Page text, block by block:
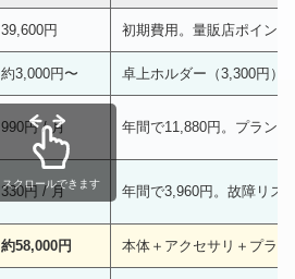
39,600円 初期費用。量販店ポイン
約3,000円〜 卓上ホルダー（3,300円）
990円 / 月 年間で11,880円。プラン
330円 / 月 年間で3,960円。故障リス
約58,000円 本体＋アクセサリ＋プラ
スクロールできます